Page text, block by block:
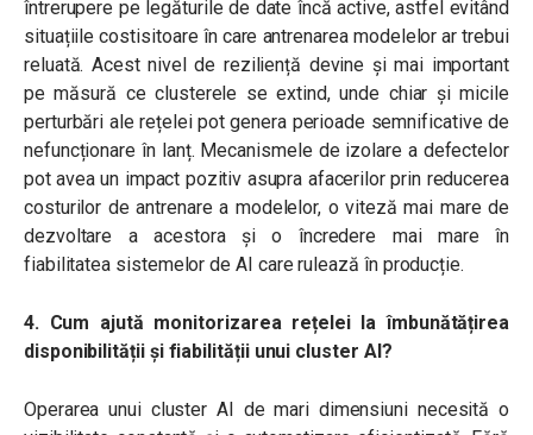
întrerupere pe legăturile de date încă active, astfel evitând
situațiile costisitoare în care antrenarea modelelor ar trebui
reluată. Acest nivel de reziliență devine și mai important
pe măsură ce clusterele se extind, unde chiar și micile
perturbări ale rețelei pot genera perioade semnificative de
nefuncționare în lanț. Mecanismele de izolare a defectelor
pot avea un impact pozitiv asupra afacerilor prin reducerea
costurilor de antrenare a modelelor, o viteză mai mare de
dezvoltare a acestora și o încredere mai mare în
fiabilitatea sistemelor de AI care rulează în producție.
4. Cum ajută monitorizarea rețelei la îmbunătățirea
disponibilității și fiabilității unui cluster AI?
Operarea unui cluster AI de mari dimensiuni necesită o